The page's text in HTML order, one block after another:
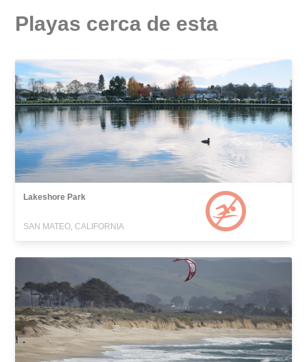
Playas cerca de esta
Lakeshore Park
SAN MATEO, CALIFORNIA